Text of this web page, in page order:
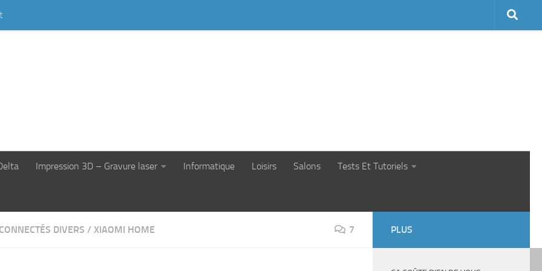
Impression 3D – Gravure laser Informatique Loisirs Salons Tests Et Tutoriels
DIVERS / XIAOMI HOME 7 PLUS